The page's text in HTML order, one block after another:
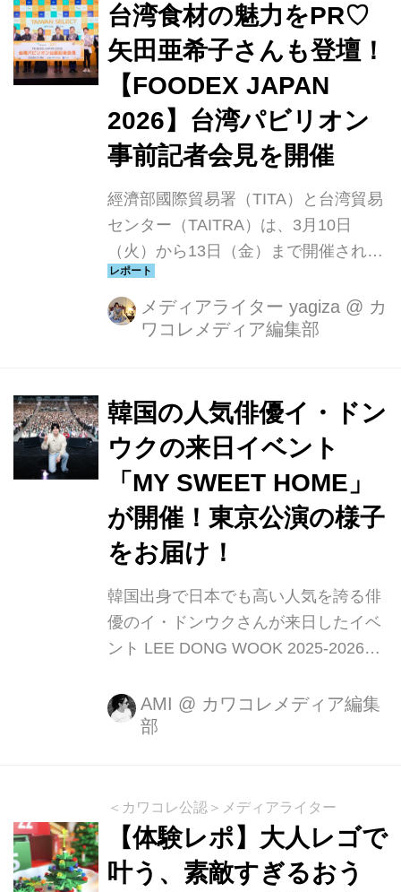
台湾食材の魅力をPR♡
矢田亜希子さんも登壇！
【FOODEX JAPAN
2026】台湾パビリオン
事前記者会見を開催
經濟部國際貿易署（TITA）と台湾貿易
センター（TAITRA）は、3月10日
（火）から13日（金）まで開催される
「FOODEX JAPAN 2026」における台
湾パビリオン出展に先立ち、3月9日
（月）に最新の台湾フードの魅力を紹
て毎年注目を集める台湾パビリオン。
会場には台湾各地の特産品がずらりと
並び、最新の台湾フードをひと足早く
体験できる華やかなイベントとなりま
した。
メディアライター yagiza @ カ
ワコレメディア編集部
韓国の人気俳優イ・ドン
ウクの来日イベント
「MY SWEET HOME」
が開催！東京公演の様子
をお届け！
韓国出身で日本でも高い人気を誇る俳
優のイ・ドンウクさんが来日したイベ
ント LEE DONG WOOK 2025-2026
HOME」in OSAKA/TOKYO が2月12
日、14日に開催となりました。今回は
2026 FANMEETING TOUR「MY
SWEET HOME」 今回実施された公演
はイ・ドンウクさんが⽇本のファンと
直接交流するファンミーティングとし
AMI @ カワコレメディア編集
部
＜カワコレ公認＞メディアライター
【体験レポ】大人レゴで
叶う、素敵すぎるおう